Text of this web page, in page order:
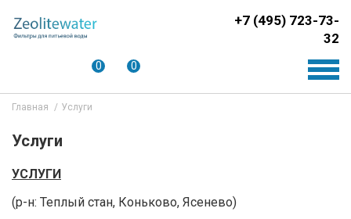
+7 (495) 723-73-
32
0 0
Главная Услуги
Услуги
УСЛУГИ
(р-н: Теплый стан, Коньково, Ясенево)